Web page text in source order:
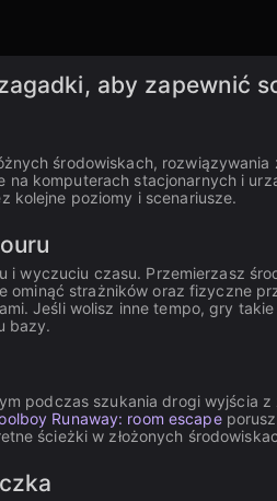
aby zapewnić
środowiskach,
komputerach stacjonarnych i
kolejne poziomy i scenariusze.
wyczuciu czasu. Przemierzasz
ominąć strażników oraz fizyczne
Jeśli wolisz inne tempo, gry takie
bazy.
podczas szukania drogi
Runaway: room escape
ścieżki w złożonych